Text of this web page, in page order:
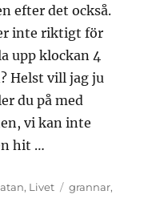
efter det också.
inte riktigt för
upp klockan 4
Helst vill jag ju
du på med
vi kan inte
hit …
, Livet Etiketter
grannar,